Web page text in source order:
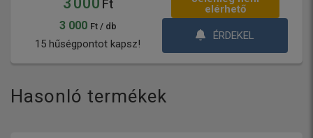
Ft
3 000 Ft / db
15 hűségpontot kapsz!
elérhető
ÉRDEKEL
Hasonló termékek